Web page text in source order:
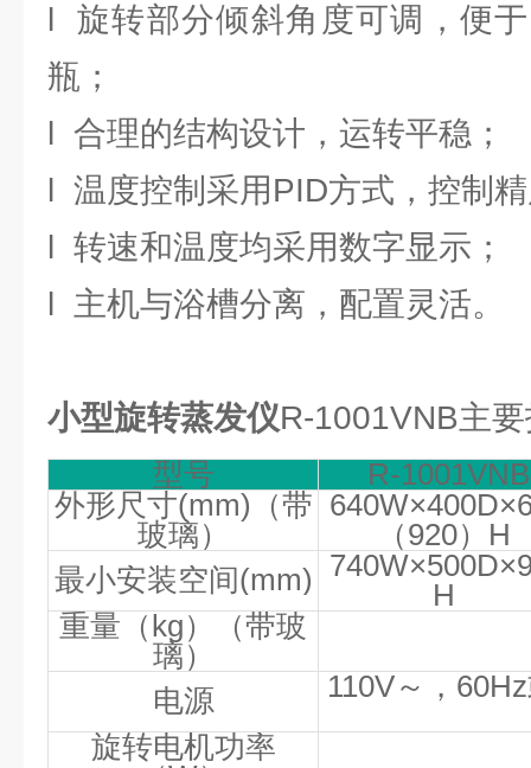
l 旋转部分倾斜角度可调，便
瓶；
l 合理的结构设计，运转平稳；
l 温度控制采用PID方式，控制
l 转速和温度均采用数字显示；
l 主机与浴槽分离，配置灵活。
小型旋转蒸发仪R-1001VNB主
型号
R-1001VNB
外形尺寸(mm) （带
玻璃）
640W×400D×
（920） H
最小安装空间(mm) 740W×500D×
H
重量（kg）（带玻
璃）
电源
110V～， 60Hz
旋转电机功率